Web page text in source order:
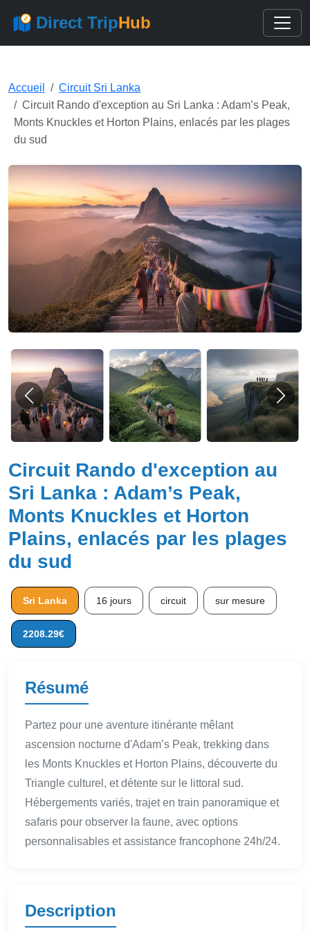
Direct TripHub
Accueil
Circuit Sri Lanka
Circuit Rando d'exception au Sri Lanka : Adam’s Peak,
Monts Knuckles et Horton Plains, enlacés par les plages
du sud
Circuit Rando d'exception au
Sri Lanka : Adam’s Peak,
Monts Knuckles et Horton
Plains, enlacés par les plages
du sud
Sri Lanka 16 jours circuit sur mesure
2208.29€
Résumé
Partez pour une aventure itinérante mêlant
ascension nocturne d'Adam’s Peak, trekking dans
les Monts Knuckles et Horton Plains, découverte du
Triangle culturel, et détente sur le littoral sud.
Hébergements variés, trajet en train panoramique et
safaris pour observer la faune, avec options
personnalisables et assistance francophone 24h/24.
Description